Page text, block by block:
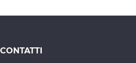
CONTATTI